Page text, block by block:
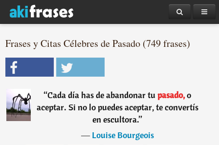
Frases y Citas Célebres de Pasado (749 frases)
“Cada día has de abandonar tu pasado,o
aceptar. Si no lo puedes aceptar, te convertís
en escultora.”
―Louise Bourgeois